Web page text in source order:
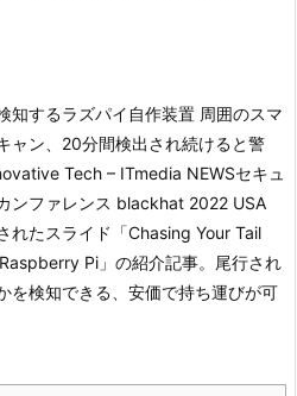
知するラズパイ自作装置 周囲のスマ
ャン、20分間検出され続けると警
Tech – ITmedia NEWSセキュ
ンファレンス blackhat 2022 USA
れたスライド「Chasing Your Tail
Pi」の紹介記事。 尾行され
を検知できる、安価で持ち運びが可